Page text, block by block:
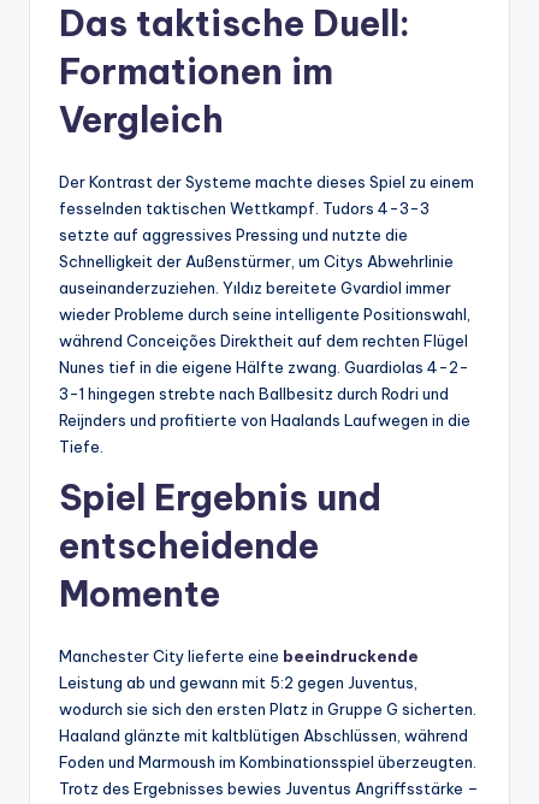
Das taktische Duell:
Formationen im
Vergleich
Der Kontrast der Systeme machte dieses Spiel zu einem
fesselnden taktischen Wettkampf. Tudors 4-3-3
setzte auf aggressives Pressing und nutzte die
Schnelligkeit der Außenstürmer, um Citys Abwehrlinie
auseinanderzuziehen. Yıldız bereitete Gvardiol immer
wieder Probleme durch seine intelligente Positionswahl,
während Conceições Direktheit auf dem rechten Flügel
Nunes tief in die eigene Hälfte zwang. Guardiolas 4-2-
3-1 hingegen strebte nach Ballbesitz durch Rodri und
Reijnders und profitierte von Haalands Laufwegen in die
Tiefe.
Spiel Ergebnis und
entscheidende
Momente
Manchester City lieferte eine beeindruckende
Leistung ab und gewann mit 5:2 gegen Juventus,
wodurch sie sich den ersten Platz in Gruppe G sicherten.
Haaland glänzte mit kaltblütigen Abschlüssen, während
Foden und Marmoush im Kombinationsspiel überzeugten.
Trotz des Ergebnisses bewies Juventus Angriffsstärke –